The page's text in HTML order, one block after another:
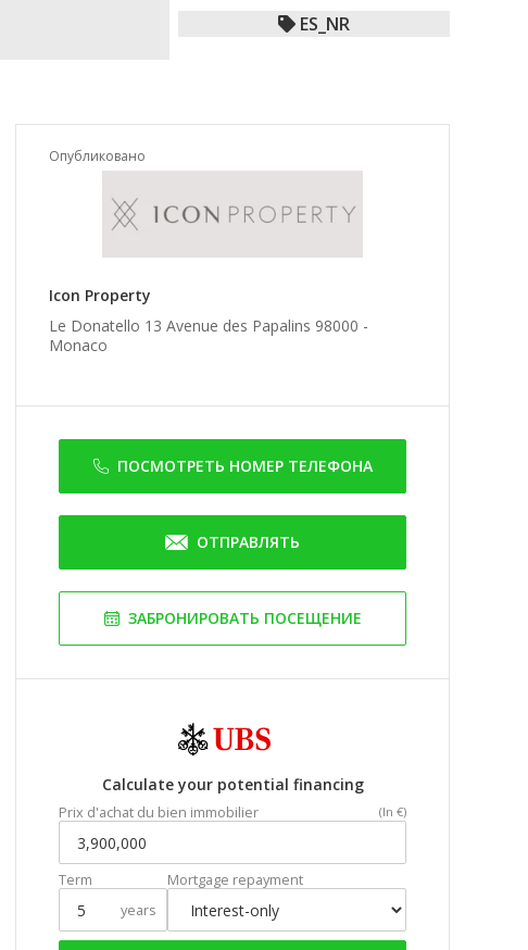
ES_NR
Опубликовано
Icon Property
Le Donatello 13 Avenue des Papalins 98000 -
Monaco
ПОСМОТРЕТЬ НОМЕР ТЕЛЕФОНА
ОТПРАВЛЯТЬ
ЗАБРОНИРОВАТЬ ПОСЕЩЕНИЕ
Calculate your potential financing
Prix d'achat du bien immobilier (In €)
Term
years
Mortgage repayment